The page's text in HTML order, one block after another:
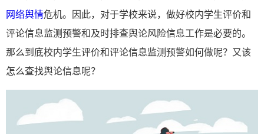
网络舆情危机。因此，对于学校来说，做好校内学生评价和
评论信息监测预警和及时排查舆论风险信息工作是必要的。
那么到底校内学生评价和评论信息监测预警如何做呢？又该
怎么查找舆论信息呢？